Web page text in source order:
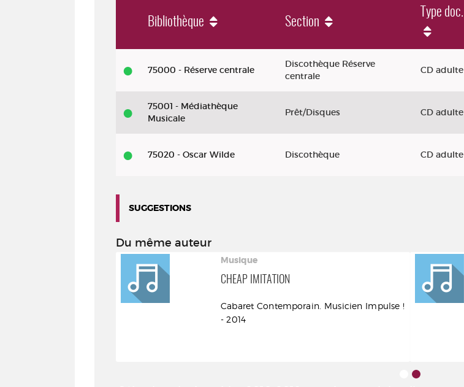
Bibliothèque Section
Type doc.
75000 - Réserve centrale
Discothèque Réserve
centrale
CD adulte
75001 - Médiathèque
Musicale
Prêt/Disques CD adulte
75020 - Oscar Wilde Discothèque CD adulte
SUGGESTIONS
Du même auteur
Musique
CHEAP IMITATION
Cabaret Contemporain. Musicien Impulse !
- 2014